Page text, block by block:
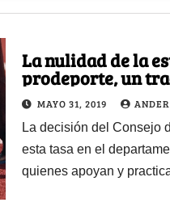
La nulidad de la
prodeporte, un
Valle del Cauca
MAYO 31, 2019
La decisión del Consejo
esta tasa en el
quienes apoyan y